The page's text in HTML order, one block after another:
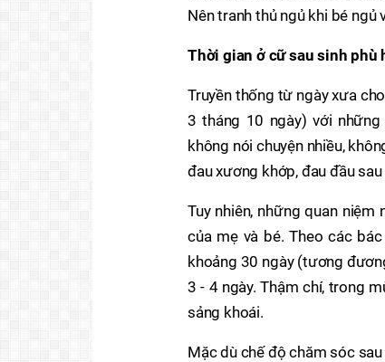
Nên tranh thủ ngủ khi bé
Thời gian ở cữ sau sinh phù
Truyền thống từ ngày xưa
3 tháng 10 ngày) với
không nói chuyện nhiều,
đau xương khớp, đau đầu sau
Tuy nhiên, những quan
của mẹ và bé. Theo các
khoảng 30 ngày (tương
3 - 4 ngày. Thậm chí, trong
sảng khoái.
Mặc dù chế độ chăm sóc